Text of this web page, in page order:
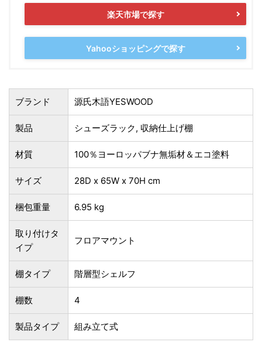
楽天市場で探す
Yahooショッピングで探す
ブランド 源氏木語YESWOOD
製品 シューズラック, 収納仕上げ棚
材質 100％ヨーロッパブナ無垢材＆エコ塗料
サイズ 28D x 65W x 70H cm
梱包重量 6.95 kg
取り付けタ
イプ
フロアマウント
棚タイプ 階層型シェルフ
棚数 4
製品タイプ 組み立て式